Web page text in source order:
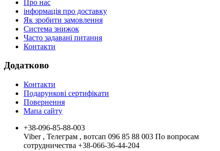
Про нас
інформація про доставку
Як зробити замовлення
Система знижок
Часто задавані питання
Контакти
Додатково
Контакти
Подарункові сертифікати
Повернення
Мапа сайту
+38-096-85-88-003
Viber , Телеграм , вотсап 096 85 88 003 По вопросам
сотрудничества +38-066-36-44-204